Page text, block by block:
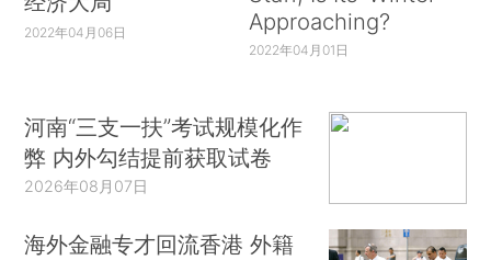
2022年04月06日
Approaching?
2022年04月01日
河南“三支一扶”考试规模化作
弊 内外勾结提前获取试卷
2026年08月07日
海外金融专才回流香港 外籍